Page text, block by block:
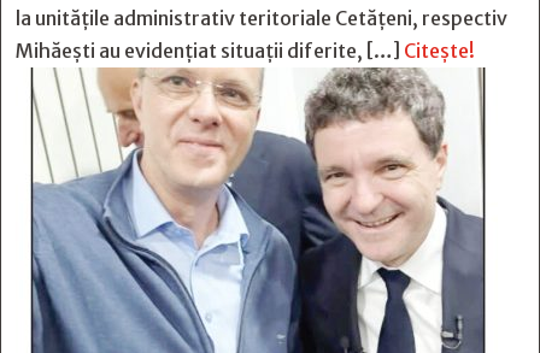
la unitățile administrativ teritoriale Cetățeni, respectiv
Mihăești au evidențiat situații diferite, […] Citește!